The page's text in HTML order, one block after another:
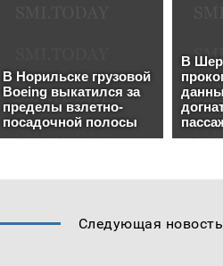
Следующая новость